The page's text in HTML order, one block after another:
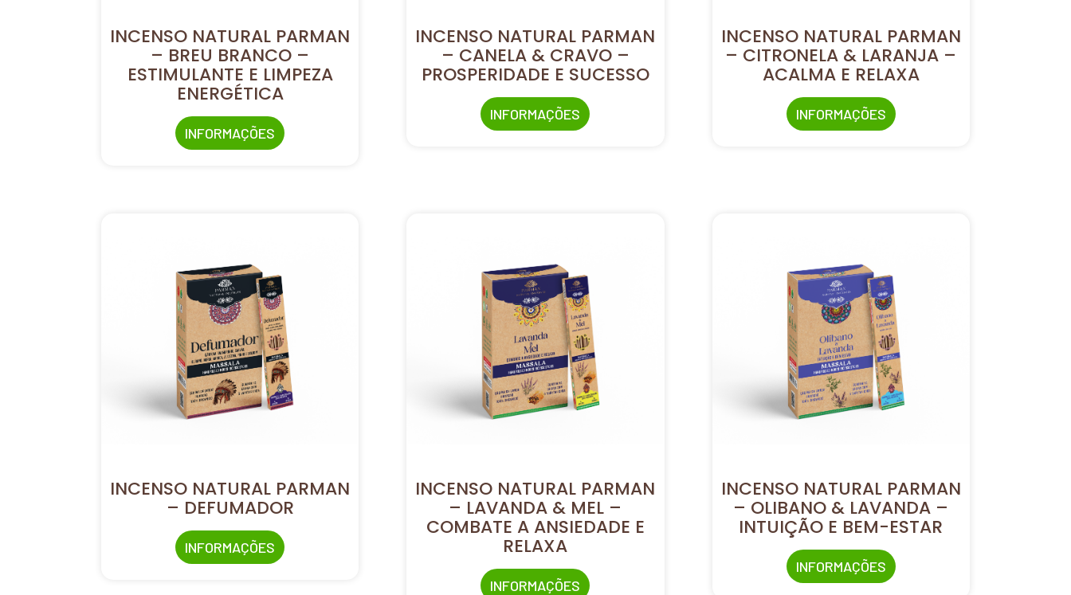
INCENSO NATURAL PARMAN
– BREU BRANCO –
ESTIMULANTE E LIMPEZA
ENERGÉTICA
INFORMAÇÕES
INCENSO NATURAL PARMAN
– CANELA & CRAVO –
PROSPERIDADE E SUCESSO
INFORMAÇÕES
INCENSO NATURAL PARMAN
– CITRONELA & LARANJA –
ACALMA E RELAXA
INFORMAÇÕES
INCENSO NATURAL PARMAN
– DEFUMADOR
INFORMAÇÕES
INCENSO NATURAL PARMAN
– LAVANDA & MEL –
COMBATE A ANSIEDADE E
RELAXA
INFORMAÇÕES
INCENSO NATURAL PARMAN
– OLIBANO & LAVANDA –
INTUIÇÃO E BEM-ESTAR
INFORMAÇÕES